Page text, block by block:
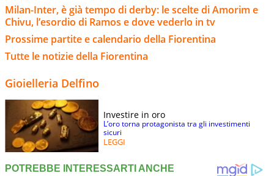
Milan-Inter, è già tempo di derby: le scelte di Amorim e
Chivu, l’esordio di Ramos e dove vederlo in tv
Prossime partite e calendario della Fiorentina
Tutte le notizie della Fiorentina
Gioielleria Delfino
Investire in oro
L’oro torna protagonista tra gli investimenti
sicuri
LEGGI